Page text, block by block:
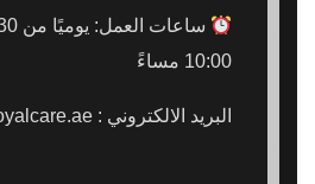
10:00 مساءً
البريد الالكتروني : info@royalcare.ae